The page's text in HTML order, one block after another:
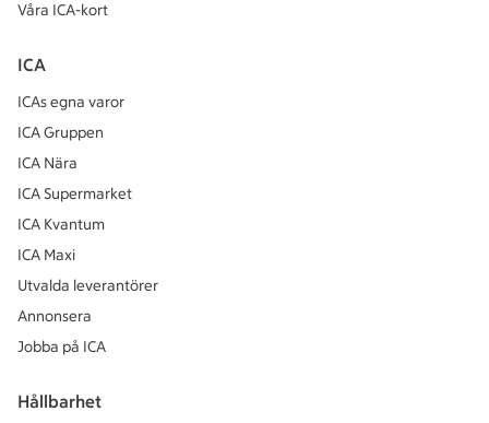
Våra ICA-kort
ICA
ICAs egna varor
ICA Gruppen
ICA Nära
ICA Supermarket
ICA Kvantum
ICA Maxi
Utvalda leverantörer
Annonsera
Jobba på ICA
Hållbarhet